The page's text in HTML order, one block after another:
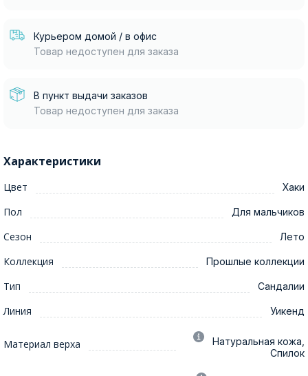
Курьером домой / в офис
Товар недоступен для заказа
В пункт выдачи заказов
Товар недоступен для заказа
Характеристики
Цвет Хаки
Пол Для мальчиков
Сезон Лето
Коллекция Прошлые коллекции
Тип Сандалии
Линия Уикенд
Материал верха
Натуральная кожа,
Спилок